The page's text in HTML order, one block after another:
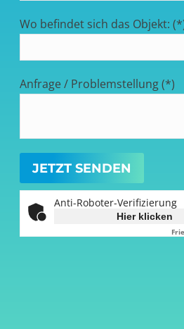
Wo befindet sich das Objekt:
Anfrage / Problemstellung (*)
Anti-Roboter-Verifizierung
Hier klicken